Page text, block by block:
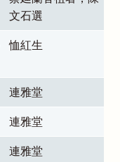
文石選
恤紅生
連雅堂
連雅堂
連雅堂